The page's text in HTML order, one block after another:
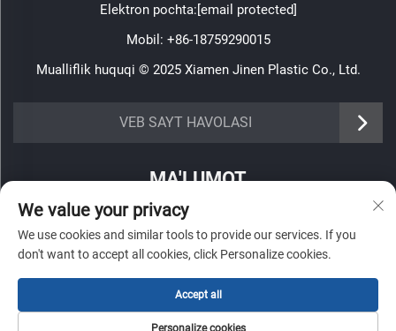
Elektron pochta:[email protected]
Mobil: +86-18759290015
Mualliflik huquqi © 2025 Xiamen Jinen Plastic Co., Ltd.
VEB SAYT HAVOLASI
https://www.jinenplastic.com/service
https://www.jinenplastic.com/news
https://www.jinenplastic.com/contact-us
MA'LUMOT
Haftalik axborotnomamizni olish uchun roʻyxatdan oʻting
Yuborish
We value your privacy
We use cookies and similar tools to provide our services. If you
don't want to accept all cookies, click Personalize cookies.
Personalize cookies
Accept all